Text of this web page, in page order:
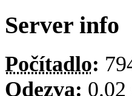
Server info
Počítadlo:
Odezva: 0.02